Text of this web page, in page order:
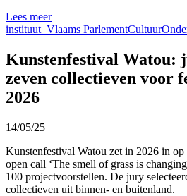
Lees meer
instituut_Vlaams ParlementCultuur
Kunstenfestival Watou:
zeven collectieven voor
2026
14/05/25
Kunstenfestival Watou zet in 2026 in
open call ‘The smell of grass is
100 projectvoorstellen. De jury
collectieven uit binnen- en buitenland.